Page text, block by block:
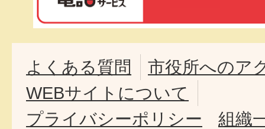
よくある質問
市役所へのア
WEBサイトについて
プライバシーポリシー
組織